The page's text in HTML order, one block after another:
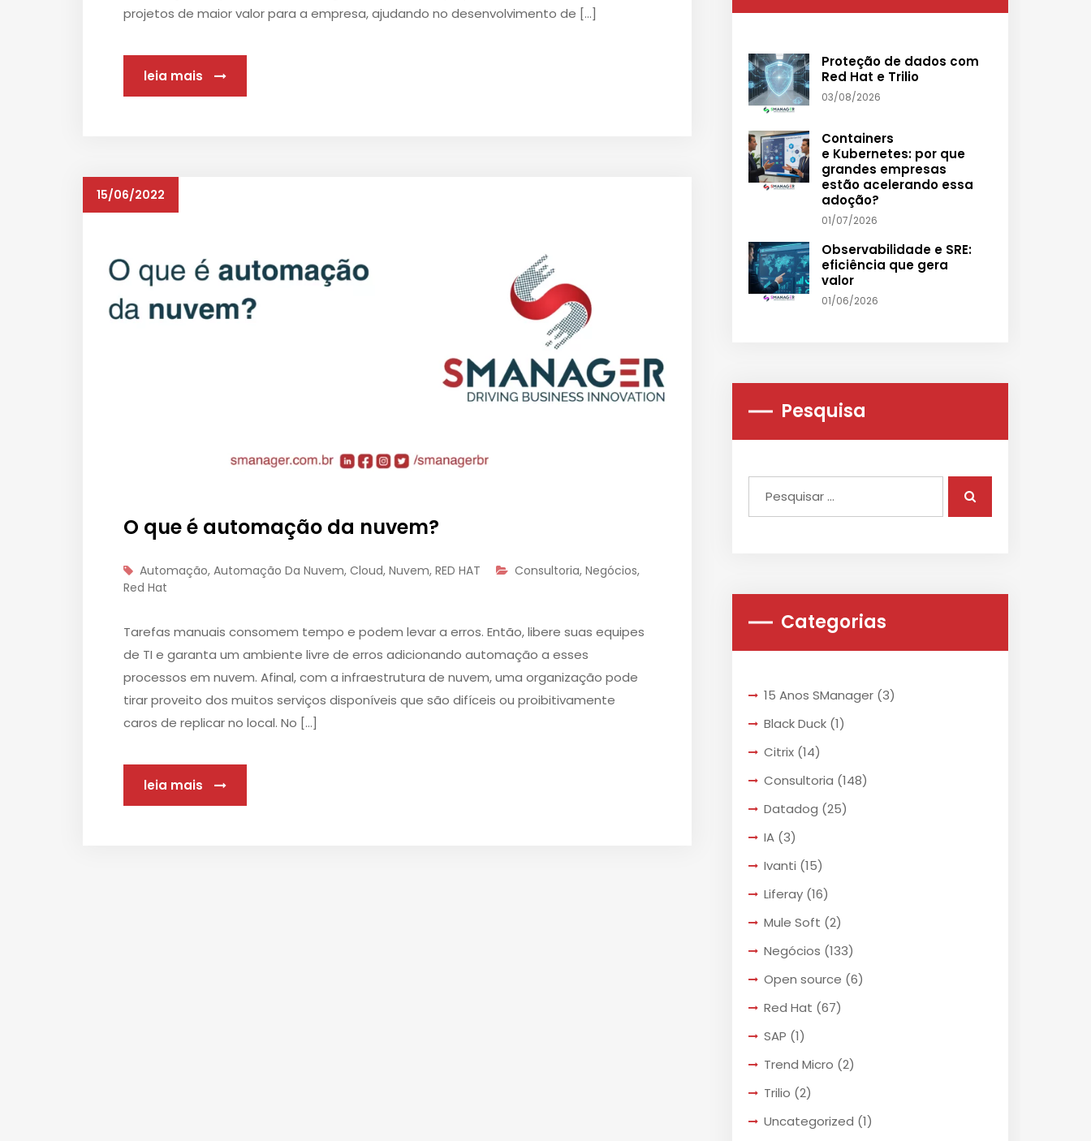
projetos de maior valor para a empresa, ajudando no desenvolvimento de […]
leia mais
15/06/2022
O que é automação da nuvem?
Automação, Automação Da Nuvem, Cloud, Nuvem, RED HAT Consultoria, Negócios,
Red Hat
Tarefas manuais consomem tempo e podem levar a erros. Então, libere suas equipes
de TI e garanta um ambiente livre de erros adicionando automação a esses
processos em nuvem. Afinal, com a infraestrutura de nuvem, uma organização pode
tirar proveito dos muitos serviços disponíveis que são difíceis ou proibitivamente
caros de replicar no local. No […]
leia mais
Proteção de dados com
Red Hat e Trilio
03/08/2026
Containers
e Kubernetes: por que
grandes empresas
estão acelerando essa
adoção?
01/07/2026
Observabilidade e SRE:
eficiência que gera
valor
01/06/2026
Pesquisa
Categorias
15 Anos SManager (3)
Black Duck (1)
Citrix (14)
Consultoria (148)
Datadog (25)
IA (3)
Ivanti (15)
Liferay (16)
Mule Soft (2)
Negócios (133)
Open source (6)
Red Hat (67)
SAP (1)
Trend Micro (2)
Trilio (2)
Uncategorized (1)